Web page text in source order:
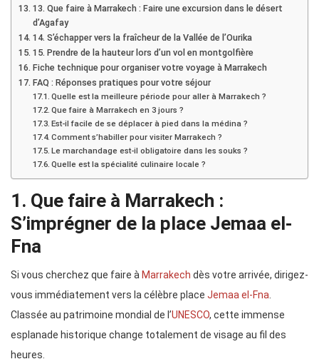
13. Que faire à Marrakech : Faire une excursion dans le désert
d’Agafay
14. S’échapper vers la fraîcheur de la Vallée de l’Ourika
15. Prendre de la hauteur lors d’un vol en montgolfière
Fiche technique pour organiser votre voyage à Marrakech
FAQ : Réponses pratiques pour votre séjour
Quelle est la meilleure période pour aller à Marrakech ?
Que faire à Marrakech en 3 jours ?
Est-il facile de se déplacer à pied dans la médina ?
Comment s’habiller pour visiter Marrakech ?
Le marchandage est-il obligatoire dans les souks ?
Quelle est la spécialité culinaire locale ?
1. Que faire à Marrakech :
S’imprégner de la place Jemaa el-
Fna
Si vous cherchez que faire à Marrakech dès votre arrivée, dirigez-
vous immédiatement vers la célèbre place Jemaa el-Fna.
Classée au patrimoine mondial de l’UNESCO, cette immense
esplanade historique change totalement de visage au fil des
heures.